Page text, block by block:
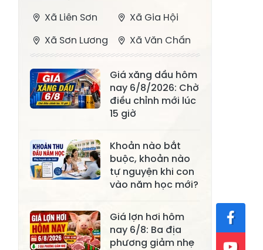
Xã Liên Sơn
Xã Gia Hội
Xã Sơn Lương
Xã Văn Chấn
Bằng La
Xã Chấn Thịnh
Xã Nghĩa Tâm
Xã Phong Dụ
Hạ
Xã Đông
Cuông
Xã Tân Hợp
Xã Mỏ Vàng
Xã Lâm
Thượng
Giá xăng dầu hôm
nay 6/8/2026: Chờ
điều chỉnh mới lúc
15 giờ
Khoản nào bắt
buộc, khoản nào
tự nguyện khi con
vào năm học mới?
Giá lợn hơi hôm
nay 6/8: Ba địa
phương giảm nhẹ